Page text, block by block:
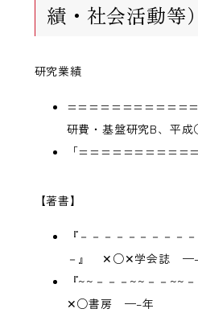
績・社会活動等）
研究業績
研費・基盤研究B、平
「
【著書】
『－－－－－－－－－
－』 ✕○✕学会誌
『~~－－－~~－－~~
✕○書房 —–年